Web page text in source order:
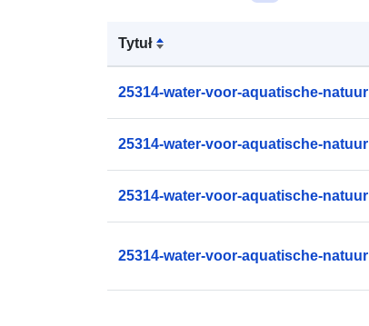
Tytuł
25314-water-voor-aquatische-natuur
25314-water-voor-aquatische-natuur
25314-water-voor-aquatische-natuur
25314-water-voor-aquatische-natuur